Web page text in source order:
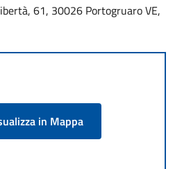
61, 30026 Portogruaro VE,
in Mappa